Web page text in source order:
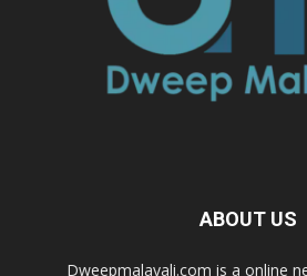
ABOUT US
Dweepmalayali.com is a online